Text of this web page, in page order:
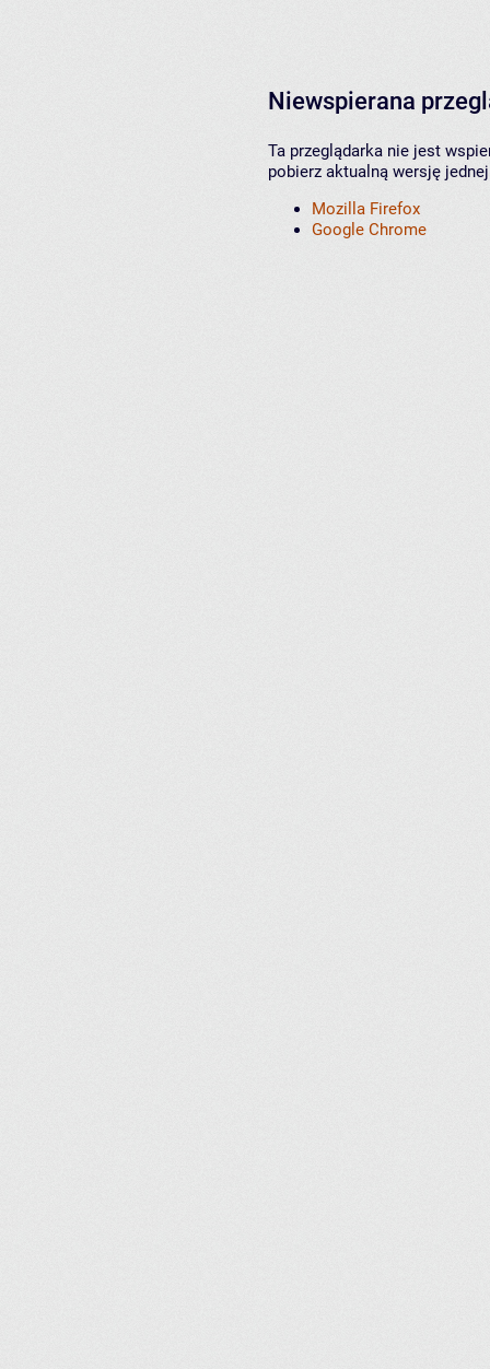
Niewspierana
Ta przeglądarka nie jest
pobierz aktualną wersję
Mozilla Firefox
Google Chrome